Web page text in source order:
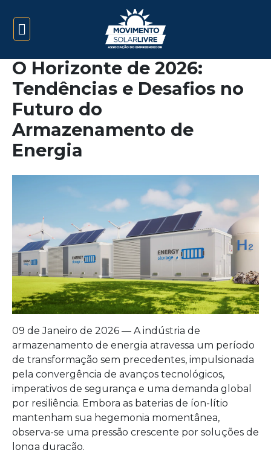
O Horizonte de 2026:
Tendências e Desafios no
Futuro do
Armazenamento de
Energia
09 de Janeiro de 2026 — A indústria de
armazenamento de energia atravessa um período
de transformação sem precedentes, impulsionada
pela convergência de avanços tecnológicos,
imperativos de segurança e uma demanda global
por resiliência. Embora as baterias de íon-lítio
mantenham sua hegemonia momentânea,
observa-se uma pressão crescente por soluções de
longa duração.